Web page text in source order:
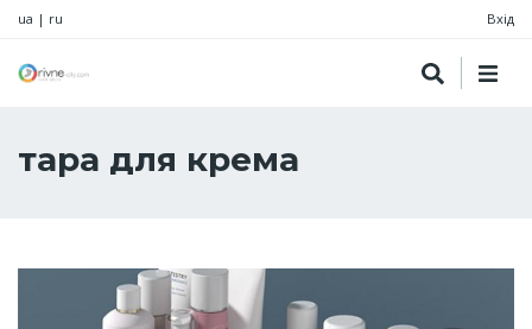
ua | ru Вхід
тара для крема